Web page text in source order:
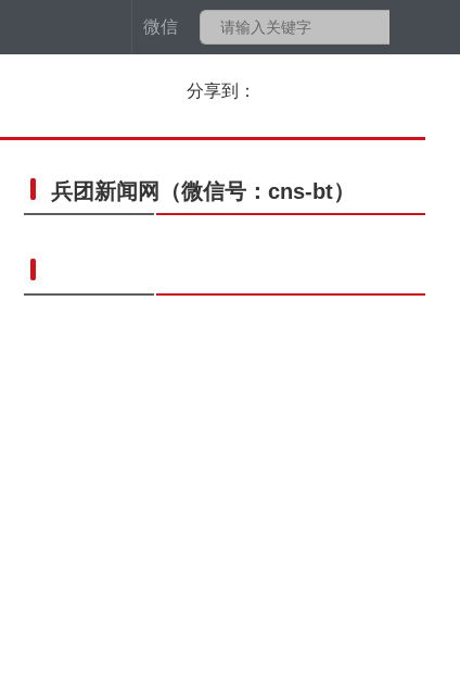
微信
分享到：
兵团新闻网 （微信号：cns-bt）